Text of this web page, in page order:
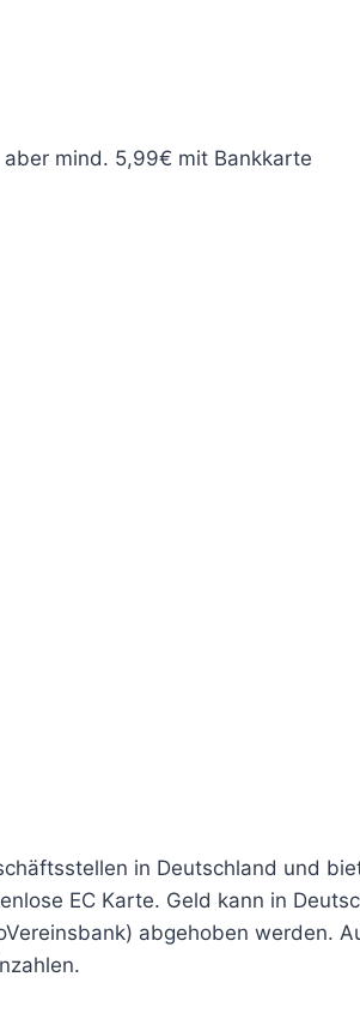
mind. 5,99€ mit Bankkarte
in Deutschland und
EC Karte. Geld kann in
abgehoben werden.